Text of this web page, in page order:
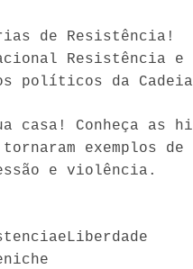
de Resistência!
Resistência e
políticos da
casa! Conheça as
exemplos
e violência.